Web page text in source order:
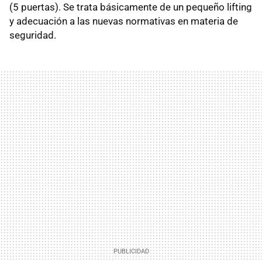
(5 puertas). Se trata básicamente de un pequeño lifting
y adecuación a las nuevas normativas en materia de
seguridad.